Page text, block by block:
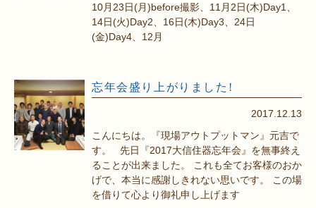
10月23日(月)before撮影、11月2日(木)Day1、
14日(火)Day2、16日(木)Day3、24日
(金)Day4、12月
忘年会盛り上がりました!
2017.12.13
こんにちは。『現場アウトプットマン』元吉で
す。 先日『2017大信住器忘年会』を無事終え
ることが出来ました。 これも全てお客様のおか
げで、本当に感謝しきれない思いです。 この場
を借りて心より御礼申し上げます